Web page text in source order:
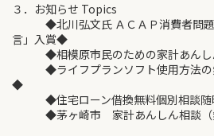
３．お知らせ Topics
◆北川弘文氏 ＡＣＡＰ消費者問題
言」入賞◆
◆相模原市民のための家計あんし
◆ライフプランソフト使用方法の
◆
◆住宅ローン借換無料個別相談随
◆茅ヶ崎市 家計あんしん相談（